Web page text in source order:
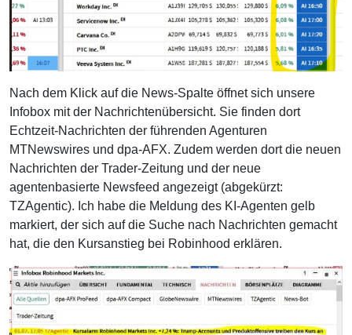
Nach dem Klick auf die News-Spalte öffnet sich unsere
Infobox mit der Nachrichtenübersicht. Sie finden dort
Echtzeit-Nachrichten der führenden Agenturen
MTNewswires und dpa-AFX. Zudem werden dort die neuen
Nachrichten der Trader-Zeitung und der neue
agentenbasierte Newsfeed angezeigt (abgekürzt:
TZAgentic). Ich habe die Meldung des KI-Agenten gelb
markiert, der sich auf die Suche nach Nachrichten gemacht
hat, die den Kursanstieg bei Robinhood erklären.